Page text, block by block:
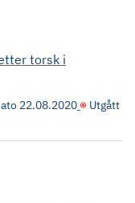
torsk i
22.08.2020 Utgått